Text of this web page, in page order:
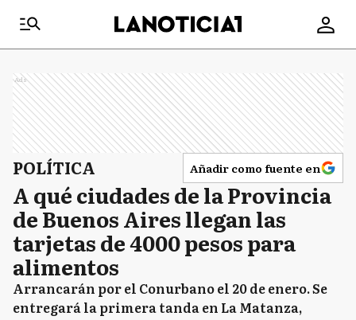
Ads
POLÍTICA Añadir como fuente en
A qué ciudades de la Provincia
de Buenos Aires llegan las
tarjetas de 4000 pesos para
alimentos
Arrancarán por el Conurbano el 20 de enero. Se
entregará la primera tanda en La Matanza,